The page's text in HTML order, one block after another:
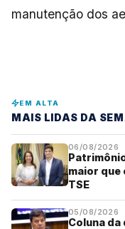
manutenção dos
EM ALTA
MAIS LIDAS DA
06/08/2026
maior que
TSE
05/08/2026
Coluna